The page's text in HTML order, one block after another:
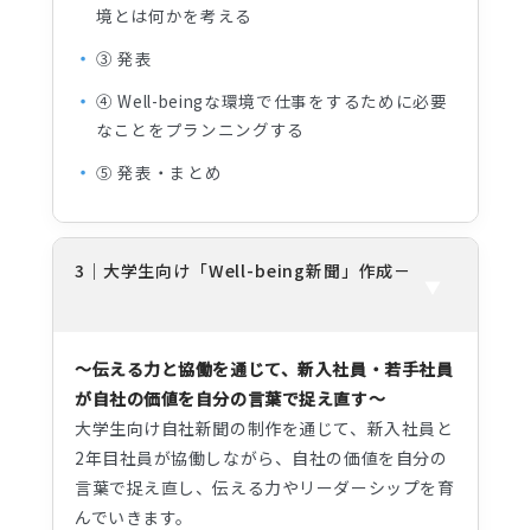
境とは何かを考える
③ 発表
④ Well-beingな環境で仕事をするために必要
なことをプランニングする
⑤ 発表・まとめ
3｜大学生向け「Well-being新聞」作成
～伝える力と協働を通じて、新入社員・若手社員
が自社の価値を自分の言葉で捉え直す～
大学生向け自社新聞の制作を通じて、新入社員と
2年目社員が協働しながら、自社の価値を自分の
言葉で捉え直し、伝える力やリーダーシップを育
んでいきます。